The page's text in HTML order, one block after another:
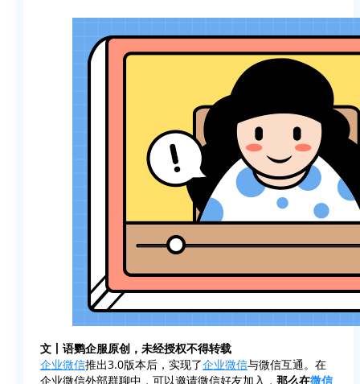
文丨语鹦企服原创，未经授权不得转载
企业微信推出3.0版本后，实现了企业微信与微信互通。在
企业微信外部群聊中，可以邀请微信好友加入， 那么在微信